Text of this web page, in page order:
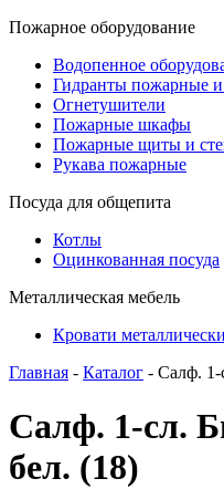
Пожарное оборудование
Водопенное
Гидранты пожарные и
Огнетушители
Пожарные шкафы
Пожарные щиты и
Рукава пожарные
Посуда для общепита
Котлы
Оцинкованная посуда
Металлическая мебель
Кровати
Главная - Каталог - Салф. 1-
Салф. 1-сл.
бел. (18)